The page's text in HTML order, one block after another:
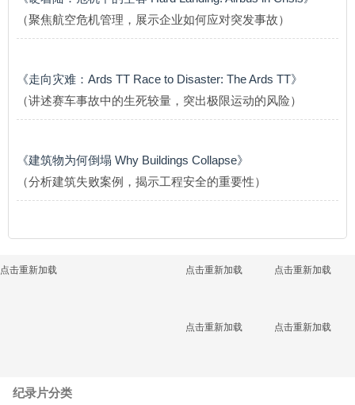
（聚焦航空危机管理，展示企业如何应对突发事故）
《走向灾难：Ards TT Race to Disaster: The Ards TT》
（讲述赛车事故中的生死较量，突出极限运动的风险）
《建筑物为何倒塌 Why Buildings Collapse》
（分析建筑失败案例，揭示工程安全的重要性）
点击重新加载 点击重新加载 点击重新加载
点击重新加载 点击重新加载
纪录片分类